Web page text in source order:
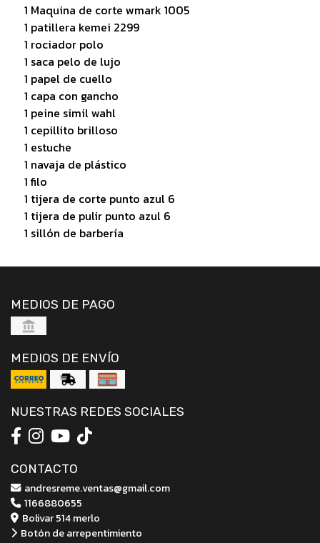
1 Maquina de corte wmark 1005
1 patillera kemei 2299
1 rociador polo
1 saca pelo de lujo
1 papel de cuello
1 capa con gancho
1 peine simil wahl
1 cepillito brilloso
1 estuche
1 navaja de plástico
1 filo
1 tijera de corte punto azul 6
1 tijera de pulir punto azul 6
1 sillón de barbería
MEDIOS DE PAGO
MEDIOS DE ENVÍO
NUESTRAS REDES SOCIALES
CONTACTO
andresreme.ventas@gmail.com
1166880655
Bolivar 514 merlo
Botón de arrepentimiento